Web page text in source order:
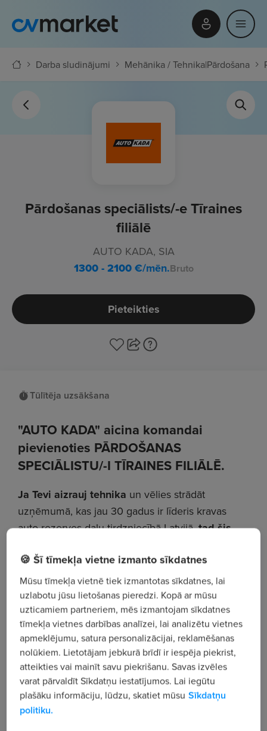
Darba sludinājumi Mehānika / Tehnika|Pārdošana
Pārdošanas speciālists/-e Tīraines
filiālē
AUTO KADA, SIA
1300 - 2100€/mēn.Bruto
Pieteikties
Tūlītēja uzsākšana
Tavi galvenie uzdevumi:
Kravas auto rezerves daļu un aprīkojuma
pārdošana.
Sadarbības uzturēšana un attīstīšana ar
esošajiem un jaunajiem klientiem.
Ātra un precīza preču piegāde filiāles
klientiem.
Sadarbība ar kolēģiem citās filiālēs un
"AUTO KADA" aicina komandai
pievienoties PĀRDOŠANAS
SPECIĀLISTU/-I TĪRAINES FILIĀLĒ.
Ja Tevi aizrauj tehnika un vēlies strādāt
uzņēmumā, kas jau 30 gadus ir līderis kravas
auto rezerves daļu tirdzniecībā Latvijā,tad šis
🍪 Šī tīmekļa vietne izmanto sīkdatnes
Mūsu tīmekļa vietnē tiek izmantotas sīkdatnes, lai
uzlabotu jūsu lietošanas pieredzi. Kopā ar mūsu
uzticamiem partneriem, mēs izmantojam sīkdatnes
tīmekļa vietnes darbības analīzei, lai analizētu vietnes
apmeklējumu, satura personalizācijai, reklamēšanas
nolūkiem. Lietotājam jebkurā brīdī ir iespēja piekrist,
atteikties vai mainīt savu piekrišanu. Savas izvēles
varat pārvaldīt Sīkdatņu iestatījumos. Lai iegūtu
plašāku informāciju, lūdzu, skatiet mūsu Sīkdatņu
politiku.